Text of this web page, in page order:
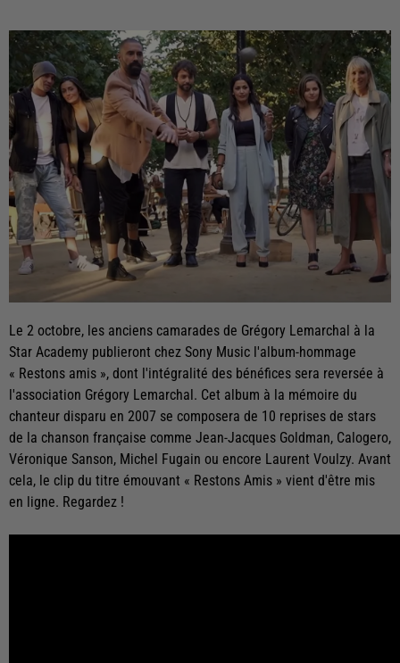
Le 2 octobre, les anciens camarades de Grégory Lemarchal à la
Star Academy publieront chez Sony Music l'album-hommage
« Restons amis », dont l'intégralité des bénéfices sera reversée à
l'association Grégory Lemarchal. Cet album à la mémoire du
chanteur disparu en 2007 se composera de 10 reprises de stars
de la chanson française comme Jean-Jacques Goldman, Calogero,
Véronique Sanson, Michel Fugain ou encore Laurent Voulzy. Avant
cela, le clip du titre émouvant « Restons Amis » vient d'être mis
en ligne. Regardez !